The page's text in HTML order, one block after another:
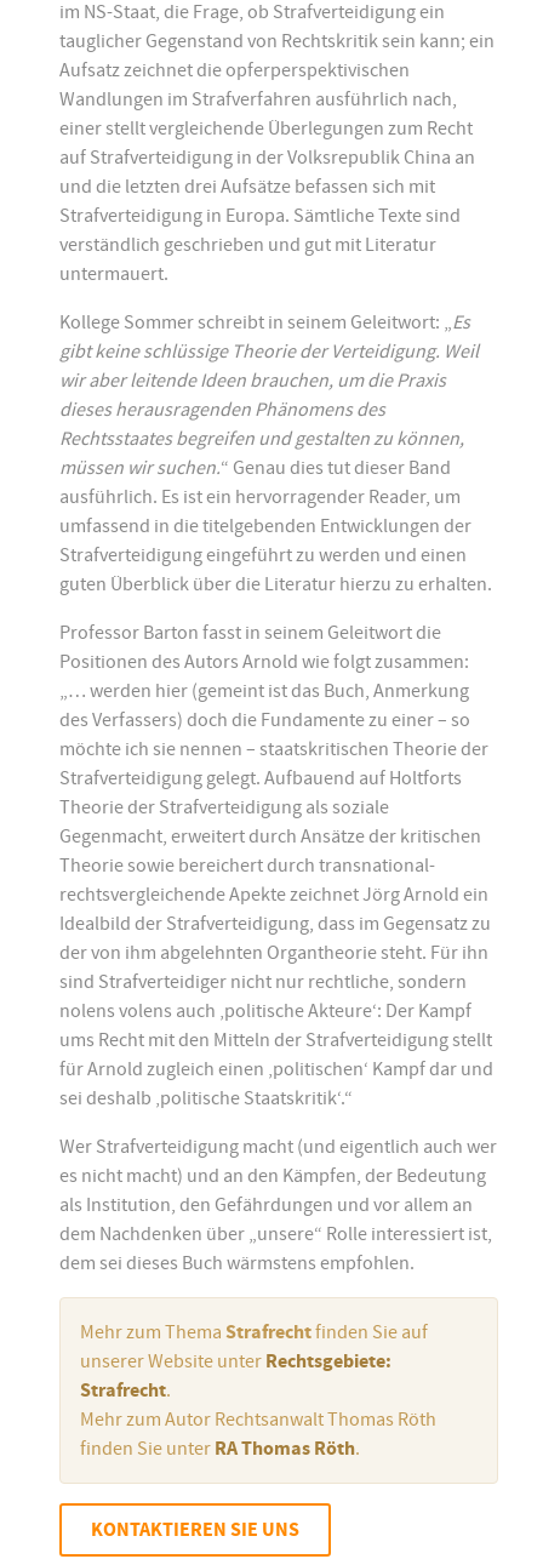
im NS-Staat, die Frage, ob Strafverteidigung ein
tauglicher Gegenstand von Rechtskritik sein kann; ein
Aufsatz zeichnet die opferperspektivischen
Wandlungen im Strafverfahren ausführlich nach,
einer stellt vergleichende Überlegungen zum Recht
auf Strafverteidigung in der Volksrepublik China an
und die letzten drei Aufsätze befassen sich mit
Strafverteidigung in Europa. Sämtliche Texte sind
verständlich geschrieben und gut mit Literatur
untermauert.
Kollege Sommer schreibt in seinem Geleitwort: „Es
gibt keine schlüssige Theorie der Verteidigung. Weil
wir aber leitende Ideen brauchen, um die Praxis
dieses herausragenden Phänomens des
Rechtsstaates begreifen und gestalten zu können,
müssen wir suchen.“ Genau dies tut dieser Band
ausführlich. Es ist ein hervorragender Reader, um
umfassend in die titelgebenden Entwicklungen der
Strafverteidigung eingeführt zu werden und einen
guten Überblick über die Literatur hierzu zu erhalten.
Professor Barton fasst in seinem Geleitwort die
Positionen des Autors Arnold wie folgt zusammen:
„… werden hier (gemeint ist das Buch, Anmerkung
des Verfassers) doch die Fundamente zu einer – so
möchte ich sie nennen – staatskritischen Theorie der
Strafverteidigung gelegt. Aufbauend auf Holtforts
Theorie der Strafverteidigung als soziale
Gegenmacht, erweitert durch Ansätze der kritischen
Theorie sowie bereichert durch transnational-
rechtsvergleichende Apekte zeichnet Jörg Arnold ein
Idealbild der Strafverteidigung, dass im Gegensatz zu
der von ihm abgelehnten Organtheorie steht. Für ihn
sind Strafverteidiger nicht nur rechtliche, sondern
nolens volens auch ‚politische Akteure‘: Der Kampf
ums Recht mit den Mitteln der Strafverteidigung stellt
für Arnold zugleich einen ‚politischen‘ Kampf dar und
sei deshalb ‚politische Staatskritik‘.“
Wer Strafverteidigung macht (und eigentlich auch wer
es nicht macht) und an den Kämpfen, der Bedeutung
als Institution, den Gefährdungen und vor allem an
dem Nachdenken über „unsere“ Rolle interessiert ist,
dem sei dieses Buch wärmstens empfohlen.
Mehr zum Thema Strafrechtfinden Sie auf
unserer Website unter Rechtsgebiete:
Strafrecht.
Mehr zum Autor Rechtsanwalt Thomas Röth
finden Sie unter RA Thomas Röth.
KONTAKTIEREN SIE UNS